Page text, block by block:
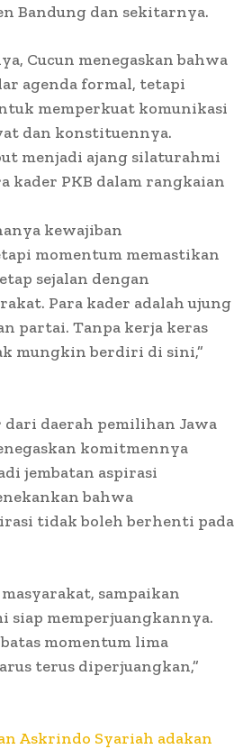
Bandung dan sekitarnya.
Cucun menegaskan bahwa
agenda formal, tetapi
memperkuat komunikasi
dan konstituennya.
menjadi ajang silaturahmi
kader PKB dalam rangkaian
kewajiban
momentum memastikan
sejalan dengan
Para kader adalah ujung
partai. Tanpa kerja keras
mungkin berdiri di sini,”
dari daerah pemilihan Jawa
komitmennya
jembatan aspirasi
bahwa
tidak boleh berhenti pada
sampaikan
siap memperjuangkannya.
momentum lima
terus diperjuangkan,”
Askrindo Syariah adakan